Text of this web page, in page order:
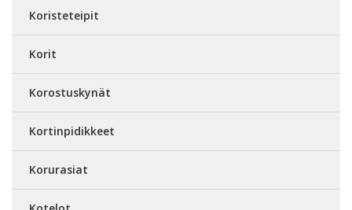
Koristeteipit
Korit
Korostuskynät
Kortinpidikkeet
Korurasiat